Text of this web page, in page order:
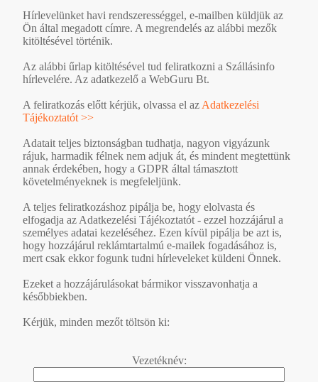
Hírlevelünket havi rendszerességgel, e-mailben küldjük az
Ön által megadott címre. A megrendelés az alábbi mezők
kitöltésével történik.
Az alábbi űrlap kitöltésével tud feliratkozni a Szállásinfo
hírlevelére. Az adatkezelő a WebGuru Bt.
A feliratkozás előtt kérjük, olvassa el az Adatkezelési
Tájékoztatót >>
Adatait teljes biztonságban tudhatja, nagyon vigyázunk
rájuk, harmadik félnek nem adjuk át, és mindent megtettünk
annak érdekében, hogy a GDPR által támasztott
követelményeknek is megfeleljünk.
A teljes feliratkozáshoz pipálja be, hogy elolvasta és
elfogadja az Adatkezelési Tájékoztatót - ezzel hozzájárul a
személyes adatai kezeléséhez. Ezen kívül pipálja be azt is,
hogy hozzájárul reklámtartalmú e-mailek fogadásához is,
mert csak ekkor fogunk tudni hírleveleket küldeni Önnek.
Ezeket a hozzájárulásokat bármikor visszavonhatja a
későbbiekben.
Kérjük, minden mezőt töltsön ki:
Vezetéknév: